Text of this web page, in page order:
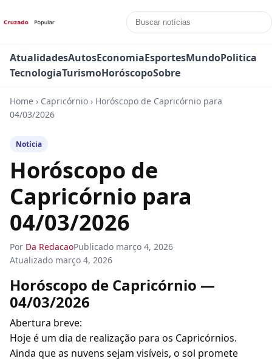
AtualidadesAutosEconomiaEsportesMundoPolitica
TecnologiaTurismoHoróscopoSobre
Home › Capricórnio › Horóscopo de Capricórnio para
04/03/2026
Notícia
Horóscopo de
Capricórnio para
04/03/2026
Por Da RedacaoPublicado março 4, 2026
Atualizado março 4, 2026
Horóscopo de Capricórnio —
04/03/2026
Abertura breve:
Hoje é um dia de realização para os Capricórnios.
Ainda que as nuvens sejam visíveis, o sol promete